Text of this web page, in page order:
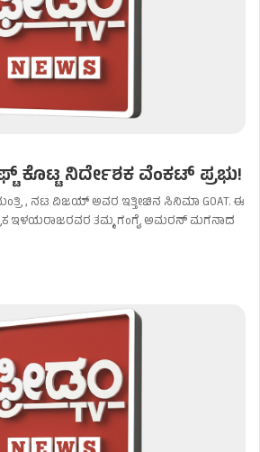
ಕೊಟ್ಟ ನಿರ್ದೇಶಕ ವೆಂಕಟ್ ಪ್ರಭು!
, ನಟ ವಿಜಯ್ ಅವರ ಇತ್ತೀಚಿನ ಸಿನಿಮಾ GOAT. ಈ
ಇಳಯರಾಜರವರ ತಮ್ಮ ಗಂಗೈ ಅಮರನ್ ಮಗನಾದ